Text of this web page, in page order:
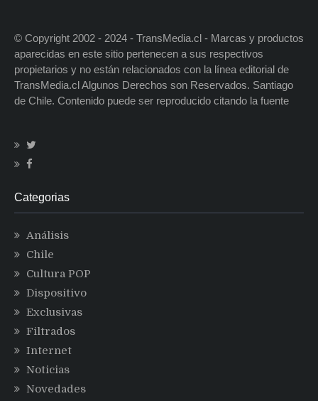
© Copyright 2002 - 2024 - TransMedia.cl - Marcas y productos
aparecidas en este sitio pertenecen a sus respectivos
propietarios y no están relacionados con la línea editorial de
TransMedia.cl Algunos Derechos son Reservados. Santiago
de Chile. Contenido puede ser reproducido citando la fuente
Categorias
Análisis
Chile
Cultura POP
Dispositivo
Exclusivas
Filtrados
Internet
Noticias
Novedades